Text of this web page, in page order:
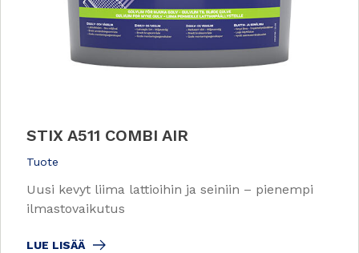
STIX A511 COMBI AIR
Tuote
Uusi kevyt liima lattioihin ja seiniin – pienempi
ilmastovaikutus
LUE LISÄÄ